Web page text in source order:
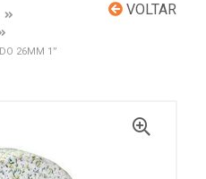
VOLTAR
26MM 1”